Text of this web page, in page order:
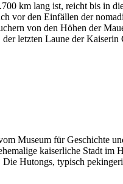
km lang ist, reicht bis in
vor den Einfällen der
von den Höhen der
der letzten Laune der
Museum für Geschichte
kaiserliche Stadt im
Hutongs, typisch